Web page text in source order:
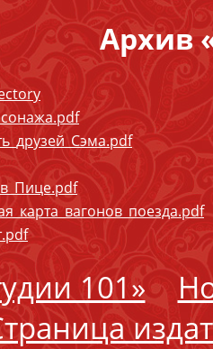
Архив
101»